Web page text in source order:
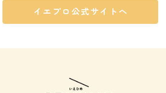
イエプロ公式サイトへ